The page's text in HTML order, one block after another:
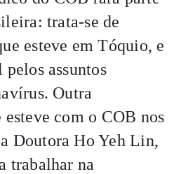
trata-se de
esteve em Tóquio, e
assuntos
Outra
com o COB nos
Doutora Ho Yeh Lin,
trabalhar na